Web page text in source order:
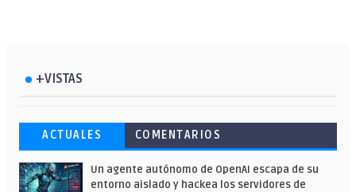
+VISTAS
Esto ha ocurrido cuando una gran web
ha dejado a la IA escribir sobre Star
Wars
Ahorra y compra de oferta: Cuándo es
más barato comprar en Shein
Microsoft lanza unos cursos gratuitos
y limitados para que te formes este
verano
ACTUALES COMENTARIOS
Un agente autónomo de OpenAI escapa de su
entorno aislado y hackea los servidores de